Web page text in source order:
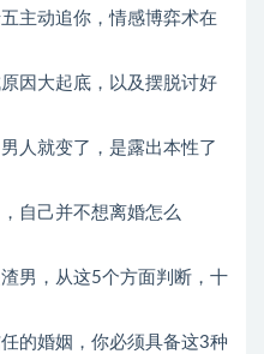
主动追你，情感博弈术在
因大起底，以及摆脱讨好
人就变了，是露出本性了
自己并不想离婚怎么
男，从这5个方面判断，十
的婚姻，你必须具备这3种